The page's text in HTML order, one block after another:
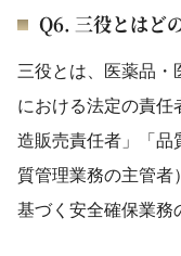
Q6. 三役とはど
三役とは、医薬品・
における法定の責任
造販売責任者」「品
質管理業務の主管者
基づく安全確保業務